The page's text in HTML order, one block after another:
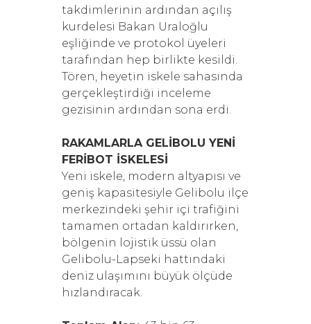
takdimlerinin ardından açılış
kurdelesi Bakan Uraloğlu
eşliğinde ve protokol üyeleri
tarafından hep birlikte kesildi.
Tören, heyetin iskele sahasında
gerçekleştirdiği inceleme
gezisinin ardından sona erdi.
RAKAMLARLA GELİBOLU YENİ
FERİBOT İSKELESİ
Yeni iskele, modern altyapısı ve
geniş kapasitesiyle Gelibolu ilçe
merkezindeki şehir içi trafiğini
tamamen ortadan kaldırırken,
bölgenin lojistik üssü olan
Gelibolu-Lapseki hattındaki
deniz ulaşımını büyük ölçüde
hızlandıracak.